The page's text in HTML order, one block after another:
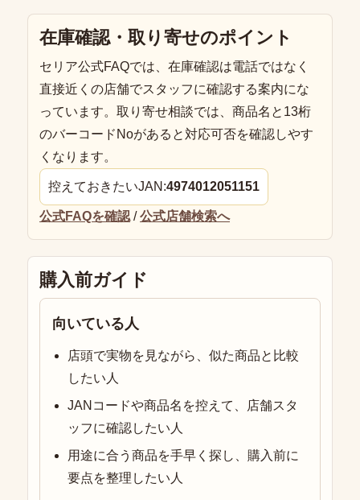
在庫確認・取り寄せのポイント
セリア公式FAQでは、在庫確認は電話ではなく
直接近くの店舗でスタッフに確認する案内にな
っています。取り寄せ相談では、商品名と13桁
のバーコードNoがあると対応可否を確認しやす
くなります。
控えておきたいJAN:4974012051151
公式FAQを確認 /公式店舗検索へ
購入前ガイド
向いている人
店頭で実物を見ながら、似た商品と比較
したい人
JANコードや商品名を控えて、店舗スタ
ッフに確認したい人
用途に合う商品を手早く探し、購入前に
要点を整理したい人